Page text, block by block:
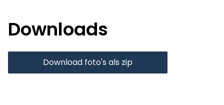
Downloads
Download foto's als zip